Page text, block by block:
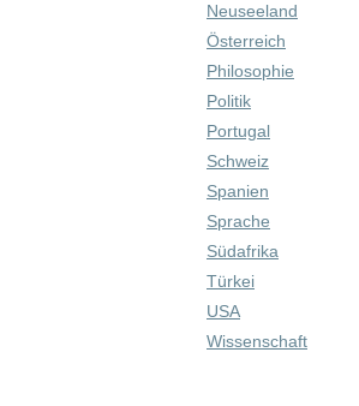
Neuseeland
Österreich
Philosophie
Politik
Portugal
Schweiz
Spanien
Sprache
Südafrika
Türkei
USA
Wissenschaft